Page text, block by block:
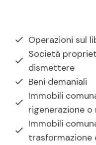
Operazioni sul
Società
dismettere
Beni demaniali
Immobili
rigenerazione
Immobili
trasformazione